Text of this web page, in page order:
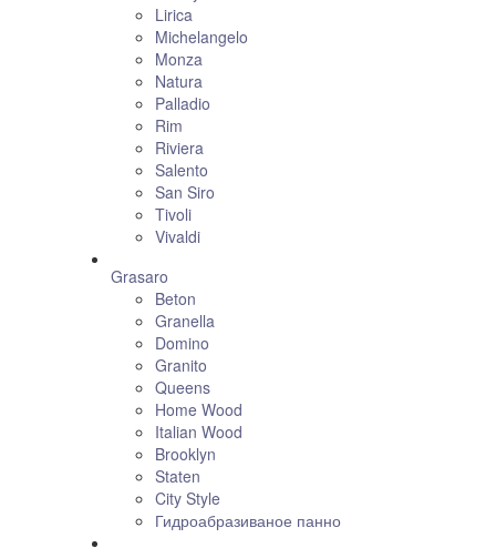
Lirica
Michelangelo
Monza
Natura
Palladio
Rim
Riviera
Salento
San Siro
Tivoli
Vivaldi
Grasaro
Beton
Granella
Domino
Granito
Queens
Home Wood
Italian Wood
Brooklyn
Staten
City Style
Гидроабразиваное панно